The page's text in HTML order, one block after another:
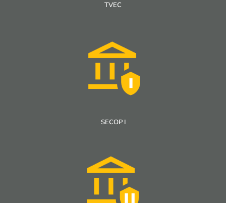
TVEC
SECOP I